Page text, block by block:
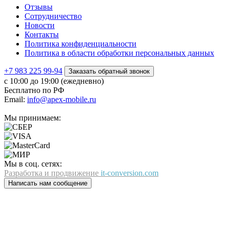
Отзывы
Сотрудничество
Новости
Контакты
Политика конфиденциальности
Политика в области обработки персональных данных
+7 983 225 99-94 Заказать обратный звонок
с 10:00 до 19:00 (ежедневно)
Бесплатно по РФ
Email: info@apex-mobile.ru
Мы принимаем:
Мы в соц. сетях:
Разработка и продвижение it-conversion.com
Написать нам сообщение